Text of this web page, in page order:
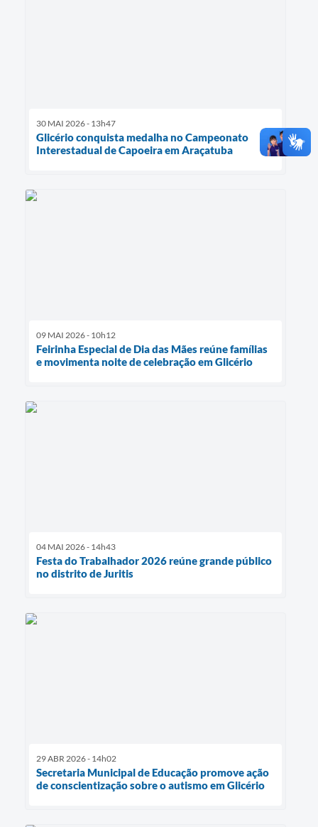
30 MAI 2026 - 13h47
Glicério conquista medalha no Campeonato
Interestadual de Capoeira em Araçatuba
09 MAI 2026 - 10h12
Feirinha Especial de Dia das Mães reúne famílias
e movimenta noite de celebração em Glicério
04 MAI 2026 - 14h43
Festa do Trabalhador 2026 reúne grande público
no distrito de Juritis
29 ABR 2026 - 14h02
Secretaria Municipal de Educação promove ação
de conscientização sobre o autismo em Glicério